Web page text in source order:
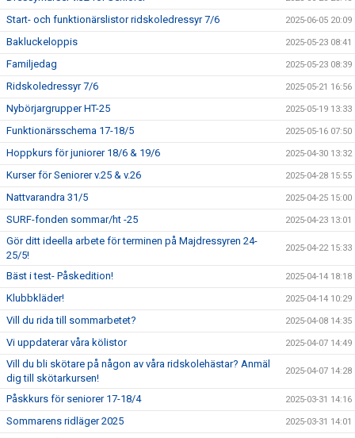
Start- och funktionärslistor ridskoledressyr 7/6 2025-06-05 20:09
Bakluckeloppis 2025-05-23 08:41
Familjedag 2025-05-23 08:39
Ridskoledressyr 7/6 2025-05-21 16:56
Nybörjargrupper HT-25 2025-05-19 13:33
Funktionärsschema 17-18/5 2025-05-16 07:50
Hoppkurs för juniorer 18/6 & 19/6 2025-04-30 13:32
Kurser för Seniorer v.25 & v.26 2025-04-28 15:55
Nattvarandra 31/5 2025-04-25 15:00
SURF-fonden sommar/ht -25 2025-04-23 13:01
Gör ditt ideella arbete för terminen på Majdressyren 24-
25/5!
2025-04-22 15:33
Bäst i test- Påskedition! 2025-04-14 18:18
Klubbkläder! 2025-04-14 10:29
Vill du rida till sommarbetet? 2025-04-08 14:35
Vi uppdaterar våra kölistor 2025-04-07 14:49
Vill du bli skötare på någon av våra ridskolehästar? Anmäl
dig till skötarkursen!
2025-04-07 14:28
Påskkurs för seniorer 17-18/4 2025-03-31 14:16
Sommarens ridläger 2025 2025-03-31 14:01